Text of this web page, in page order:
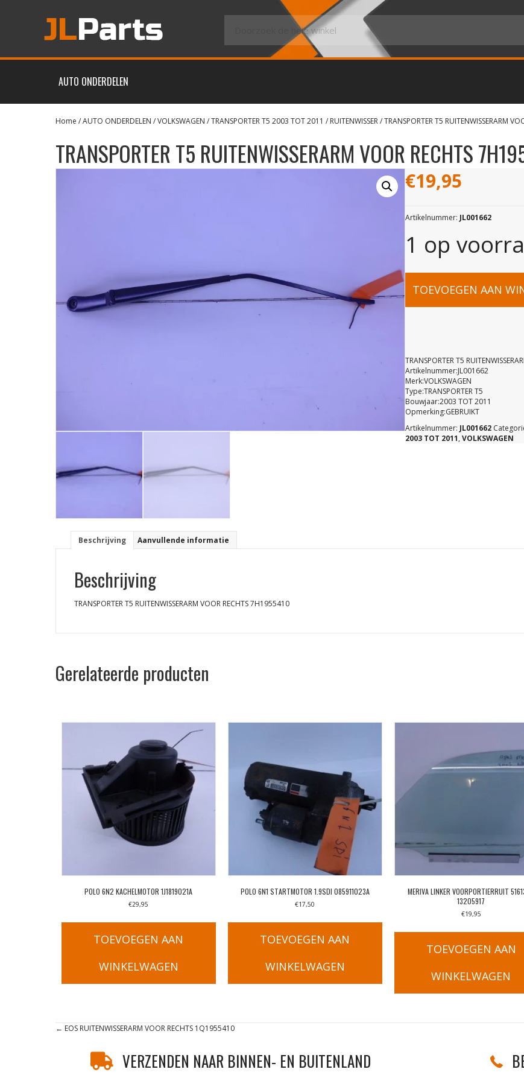
AUTO ONDERDELEN
Home /AUTO ONDERDELEN /VOLKSWAGEN /TRANSPORTER T5 2003 TOT 2011 / RUITENWISSER/ TRANSPORTER T5 RUITENWISSERARM
TRANSPORTER T5 RUITENWISSERARM VOOR RECHTS
€19,95
Artikelnummer: JL001662
1 op
VOOR
RECHTS
TOEVOEGEN AAN
TRANSPORTER T5
Artikelnummer:JL001662
Merk:VOLKSWAGEN
Type:TRANSPORTER T5
Bouwjaar:2003 TOT 2011
Opmerking:GEBRUIKT
Artikelnummer: JL001662
2003 TOT 2011, VOLKSWAGEN
Beschrijving Aanvullende informatie
Beschrijving
TRANSPORTER T5 RUITENWISSERARM VOOR RECHTS 7H1955410
Gerelateerde producten
POLO 6N2 KACHELMOTOR 1J1819021A
€29,95
TOEVOEGEN AAN
WINKELWAGEN
POLO 6N1 STARTMOTOR 1.9SDI 085911023A
€17,50
TOEVOEGEN AAN
WINKELWAGEN
MERIVA LINKER VOORPORTIERRUIT
13205917
€19,95
TOEVOEGEN AAN
WINKELWAGEN
Posts
navigation
← EOS RUITENWISSERARM VOOR RECHTS 1Q1955410
VERZENDEN NAAR BINNEN- EN BUITENLAND